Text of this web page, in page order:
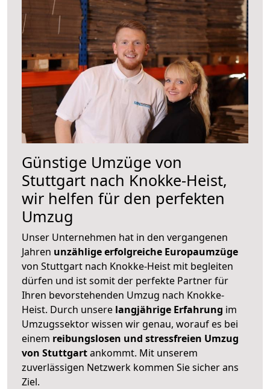
Günstige Umzüge von
Stuttgart nach Knokke-Heist,
wir helfen für den perfekten
Umzug
Unser Unternehmen hat in den vergangenen
Jahren unzählige erfolgreiche Europaumzüge
von Stuttgart nach Knokke-Heist mit begleiten
dürfen und ist somit der perfekte Partner für
Ihren bevorstehenden Umzug nach Knokke-
Heist. Durch unsere langjährige Erfahrung im
Umzugssektor wissen wir genau, worauf es bei
einem reibungslosen und stressfreien Umzug
von Stuttgartankommt. Mit unserem
zuverlässigen Netzwerk kommen Sie sicher ans
Ziel.